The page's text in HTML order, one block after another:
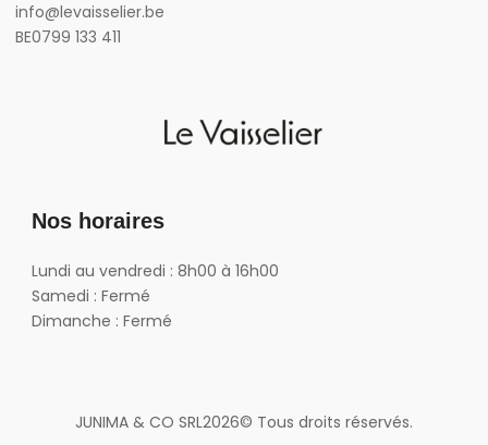
info@levaisselier.be
BE0799 133 411
Nos horaires
Lundi au vendredi : 8h00 à 16h00
Samedi : Fermé
Dimanche : Fermé
JUNIMA & CO SRL2026© Tous droits réservés.